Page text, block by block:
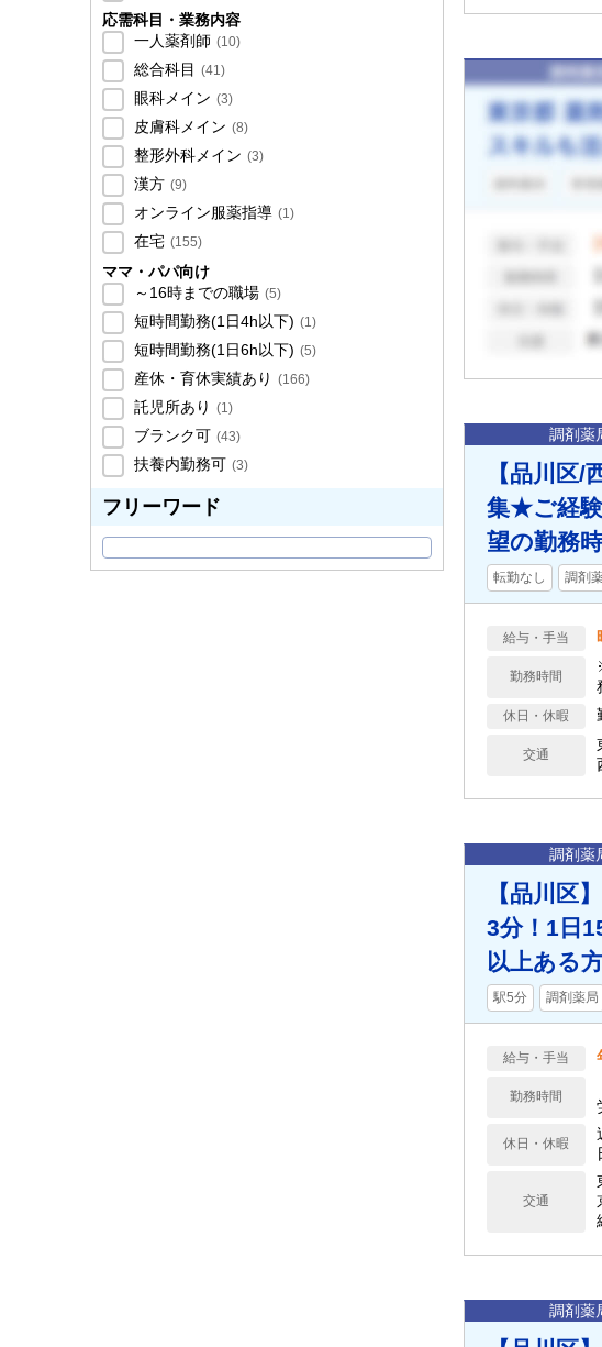
応需科目・業務内容
一人薬剤師 (10)
総合科目 (41)
眼科メイン (3)
皮膚科メイン (8)
整形外科メイン (3)
漢方 (9)
オンライン服薬指導 (1)
在宅 (155)
ママ・パパ向け
～16時までの職場 (5)
短時間勤務(1日4h以下) (1)
短時間勤務(1日6h以下) (5)
産休・育休実績あり (166)
託児所あり (1)
ブランク可 (43)
扶養内勤務可 (3)
フリーワード
調剤薬
【品川区
集★ご経
望の勤務
転勤なし 調剤
給与・手当
勤務時間
休日・休暇
交通
調剤薬
【品川区
3分！1日
以上ある
駅5分 調剤薬局
給与・手当
勤務時間
休日・休暇
交通
調剤薬